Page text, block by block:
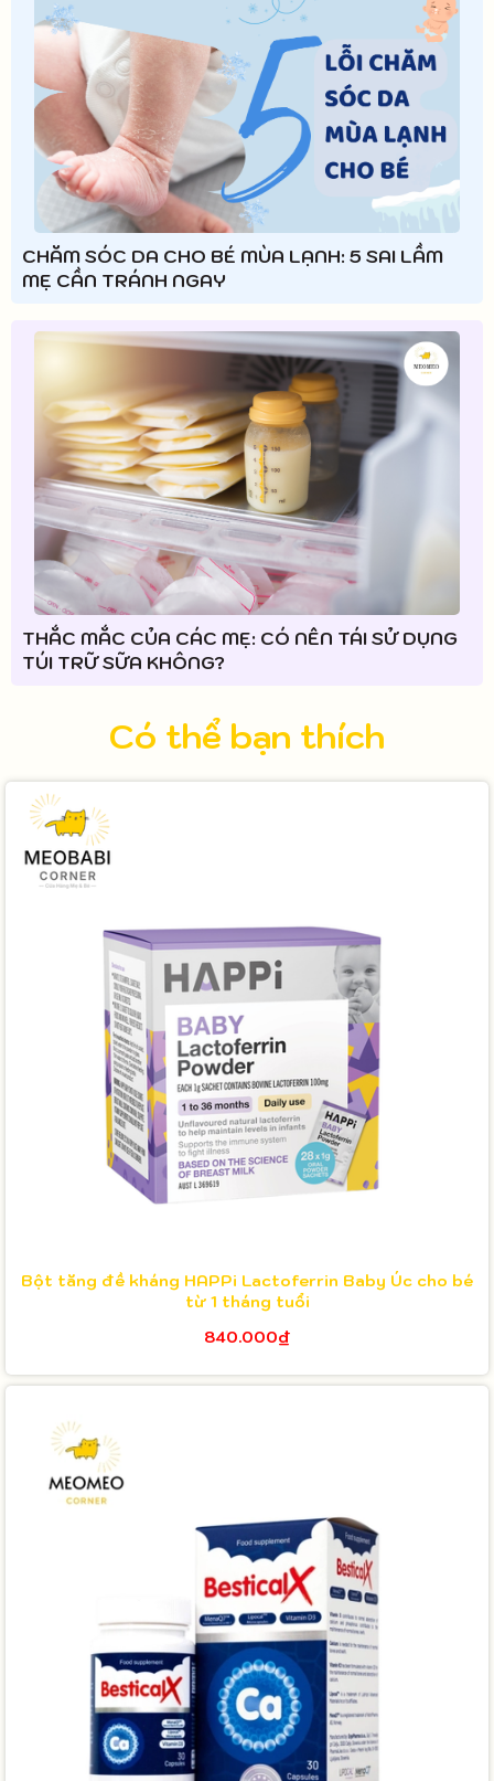
CHĂM SÓC DA CHO BÉ MÙA LẠNH: 5 SAI LẦM
MẸ CẦN TRÁNH NGAY
THẮC MẮC CỦA CÁC MẸ: CÓ NÊN TÁI SỬ DỤNG
TÚI TRỮ SỮA KHÔNG?
Có thể bạn thích
Bột tăng đề kháng HAPPi Lactoferrin Baby Úc cho bé
từ 1 tháng tuổi
840.000₫